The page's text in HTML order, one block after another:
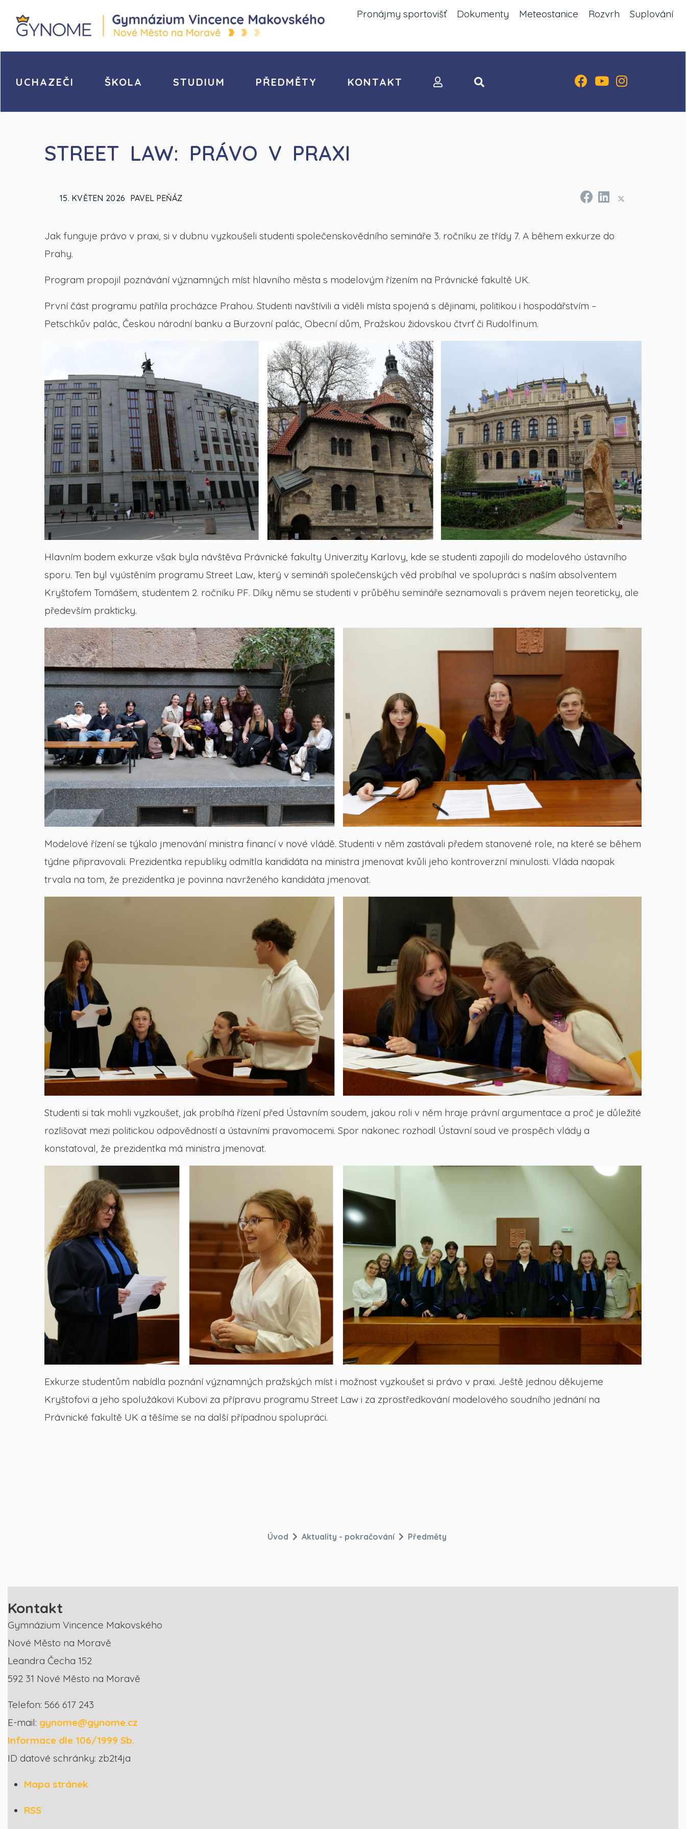
Pronájmy sportovišť Dokumenty Meteostanice Rozvrh Suplování
UCHAZEČI ŠKOLA STUDIUM PŘEDMĚTY KONTAKT
STREET LAW: PRÁVO V PRAXI
PAVEL PEŇÁZ
15. KVĚTEN 2026
Jak funguje právo v praxi, si v dubnu vyzkoušeli studenti společenskovědního semináře 3. ročníku ze třídy 7. A během exkurze do
Prahy.
Program propojil poznávání významných míst hlavního města s modelovým řízením na Právnické fakultě UK.
První část programu patřila procházce Prahou. Studenti navštívili a viděli místa spojená s dějinami, politikou i hospodářstvím –
Petschkův palác, Českou národní banku a Burzovní palác, Obecní dům, Pražskou židovskou čtvrť či Rudolfinum.
Hlavním bodem exkurze však byla návštěva Právnické fakulty Univerzity Karlovy, kde se studenti zapojili do modelového ústavního
sporu. Ten byl vyústěním programu Street Law, který v semináři společenských věd probíhal ve spolupráci s naším absolventem
Kryštofem Tomášem, studentem 2. ročníku PF. Díky němu se studenti v průběhu semináře seznamovali s právem nejen teoreticky, ale
především prakticky.
Modelové řízení se týkalo jmenování ministra financí v nové vládě. Studenti v něm zastávali předem stanovené role, na které se během
týdne připravovali. Prezidentka republiky odmítla kandidáta na ministra jmenovat kvůli jeho kontroverzní minulosti. Vláda naopak
trvala na tom, že prezidentka je povinna navrženého kandidáta jmenovat.
Studenti si tak mohli vyzkoušet, jak probíhá řízení před Ústavním soudem, jakou roli v něm hraje právní argumentace a proč je důležité
rozlišovat mezi politickou odpovědností a ústavními pravomocemi. Spor nakonec rozhodl Ústavní soud ve prospěch vlády a
konstatoval, že prezidentka má ministra jmenovat.
Exkurze studentům nabídla poznání významných pražských míst i možnost vyzkoušet si právo v praxi. Ještě jednou děkujeme
Kryštofovi a jeho spolužákovi Kubovi za přípravu programu Street Law i za zprostředkování modelového soudního jednání na
Právnické fakultě UK a těšíme se na další případnou spolupráci.
Úvod Aktuality - pokračování Předměty
Kontakt
Gymnázium Vincence Makovského
Nové Město na Moravě
Leandra Čecha 152
592 31 Nové Město na Moravě
Telefon: 566 617 243
E-mail: gynome@gynome.cz
Informace dle 106/1999 Sb.
ID datové schránky: zb2t4ja
Mapa stránek
RSS